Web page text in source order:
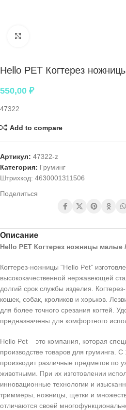
Hello PET Когтерез
550,00 ₽
47322
Add to compare
Артикул: 47322-z
Категория: Груминг
Штрихкод: 4630001311506
Поделиться
Описание
Hello PET Когтерез ножницы малые
Когтерез-ножницы “Hello Pet”
высококачественной нержавеющей
долгий срок службы изделия.
кошек, собак, кроликов и хорьков.
для более точного срезания когтей.
предназначены для комфортного
Hello Pet – это компания, которая
производстве товаров для груминга.
производит различные предметов по
животными. При их изготовлении
инновационные технологии и
триммеры, ножницы, щетки и
отличаются своей